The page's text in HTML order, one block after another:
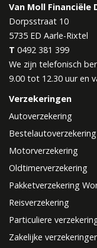
Van Moll Financiële
Dorpsstraat 10
5735 ED Aarle-Rixtel
T 0492 381 399
We zijn telefonisch
9.00 tot 12.30 uur en
Verzekeringen
Autoverzekering
Bestelautoverzekering
Motorverzekering
Oldtimerverzekering
Pakketverzekering
Reisverzekering
Particuliere
Zakelijke